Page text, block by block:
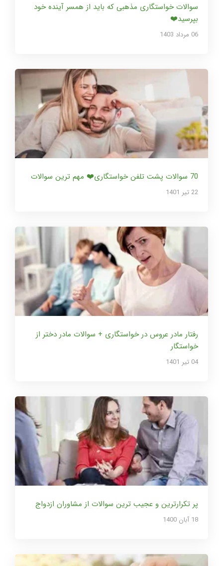
سوالات خواستگاری مذهبی که باید از همسر آینده خود
بپرسید❤️
06 مرداد 1403
70 سوالات پشت تلفن خواستگاری❤️ مهم ترین سوالات
22 تير 1401
رفتار مادر عروس در خواستگاری + سوالات مادر دختر از
خواستگار
04 تير 1401
پر تکرارترین و عجیب ترین سوالات از مشاوران ازدواج
18 آبان 1400